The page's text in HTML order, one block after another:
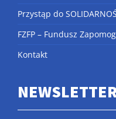
Przystąp do
FZFP – Fundusz
Kontakt